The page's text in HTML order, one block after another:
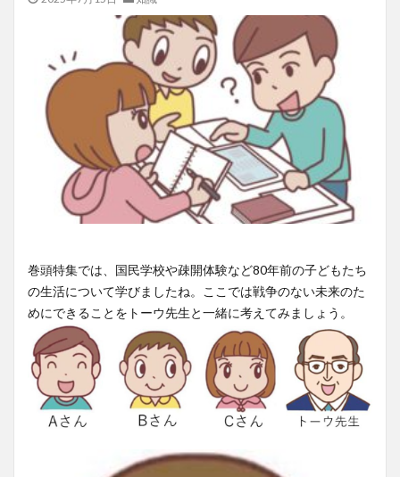
巻頭特集では、国民学校や疎開体験など80年前の子どもたち
の生活について学びましたね。ここでは戦争のない未来のた
めにできることをトーウ先生と一緒に考えてみましょう。